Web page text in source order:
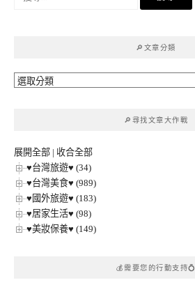
🔎文章分類
🔎
🔎尋找文章大作戰
展開全部 | 收合全部
♥台灣旅遊♥ (34)
♥台灣美食♥ (989)
♥國外旅遊♥ (183)
♥居家生活♥ (98)
♥美妝保養♥ (149)
💰需要您的行動支持💍